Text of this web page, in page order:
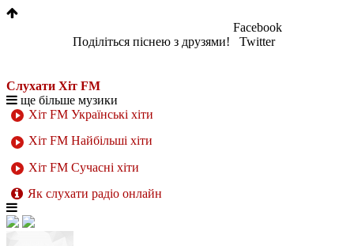
Поділіться піснею з друзями!
Facebook
Twitter
Слухати Хіт FM
ще більше музики
Хіт FM Українські хіти
Хіт FM Найбільші хіти
Хіт FM Сучасні хіти
Як слухати радіо онлайн